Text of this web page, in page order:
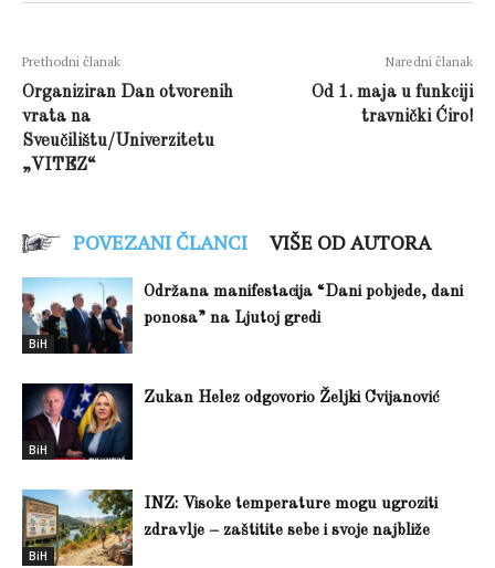
Prethodni članak
Organiziran Dan otvorenih
vrata na
Sveučilištu/Univerzitetu
„VITEZ“
Naredni članak
Od 1. maja u funkciji
travnički Ćiro!
POVEZANI ČLANCI VIŠE OD AUTORA
BiH
Održana manifestacija “Dani pobjede, dani
ponosa” na Ljutoj gredi
BiH
Zukan Helez odgovorio Željki Cvijanović
BiH
INZ: Visoke temperature mogu ugroziti
zdravlje – zaštitite sebe i svoje najbliže